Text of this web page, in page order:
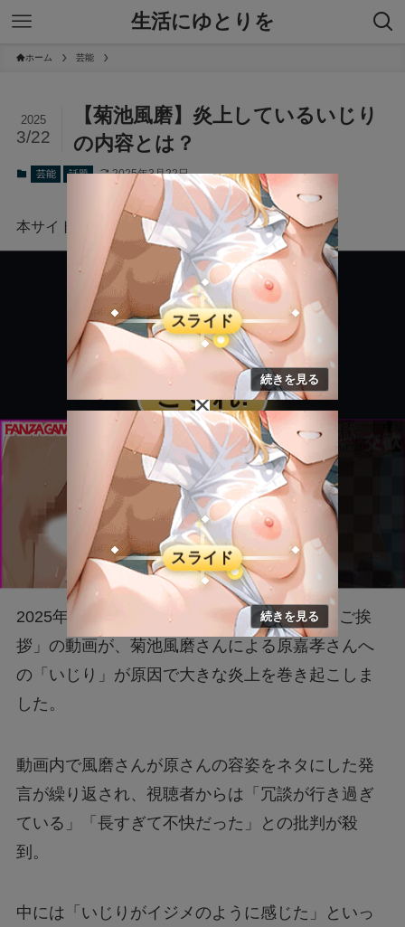
生活にゆとりを
ホーム 芸能
【菊池風磨】炎上しているいじり
の内容とは？
2025
3/22
芸能 話題 2025年3月22日
本サイトにはプロモーションが含まれています。
2025年2月15日に公開された「Timelessからご挨
拶」の動画が、菊池風磨さんによる原嘉孝さんへ
の「いじり」が原因で大きな炎上を巻き起こしま
した。
動画内で風磨さんが原さんの容姿をネタにした発
言が繰り返され、視聴者からは「冗談が行き過ぎ
ている」「長すぎて不快だった」との批判が殺
到。
中には「いじりがイジメのように感じた」といっ